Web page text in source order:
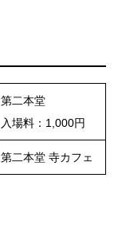
第二本堂
入場料：1,000円
第二本堂 寺カフェ